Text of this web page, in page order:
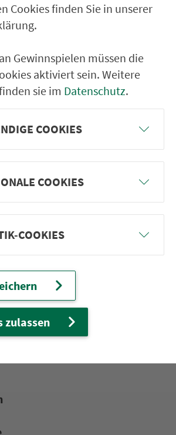
& Preise
Sie da:
Cookies finden Sie in unserer
Gewinnspielen müssen die
aktiviert sein. Weitere
sie im Datenschutz.
COOKIES
COOKIES
COOKIES
zulassen